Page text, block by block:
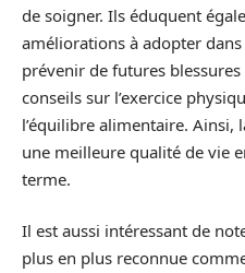
de soigner. Ils éduquent
améliorations à adopter
prévenir de futures
conseils sur l’exercice
l’équilibre alimentaire.
une meilleure qualité de vie
terme.
Il est aussi intéressant de
plus en plus reconnue